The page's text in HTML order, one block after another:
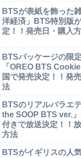
BTSが表紙を飾った
洋経済」BTS特別版
定！！発売日・購入
BTSパッケージの限
「OREO BTS
国で発売決定！！発
法
BTSのリアルバラエ
the SOOP BTS ver.
付きで放送決定！！
方法
BTSがイギリスの人